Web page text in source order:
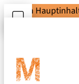
Zum